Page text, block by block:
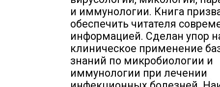
и иммунологии. Книга
обеспечить читателя
информацией. Сделан упор
клиническое применение
знаний по микробиологии и
иммунологии при лечении